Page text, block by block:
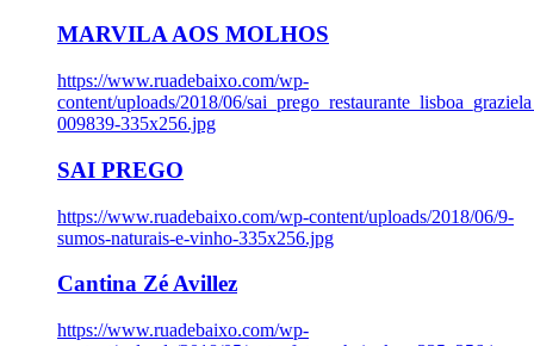
MARVILA AOS MOLHOS
https://www.ruadebaixo.com/wp-
content/uploads/2018/06/
009839-335x256.jpg
SAI PREGO
https://www.ruadebaixo.com/wp-content/uploads/2018/06/9-
sumos-naturais-e-vinho-335x256.jpg
Cantina Zé Avillez
https://www.ruadebaixo.com/wp-